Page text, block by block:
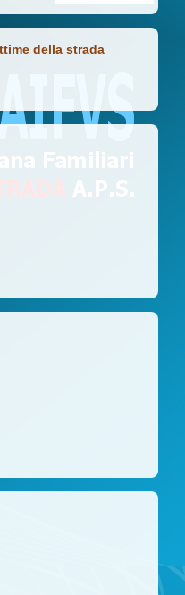
della strada